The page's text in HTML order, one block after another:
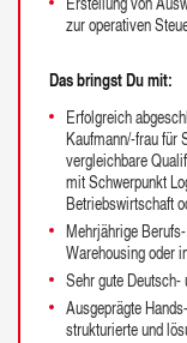
zur operativen
Das bringst Du mit:
Erfolgreich
Kaufmann/-frau für
vergleichbare
mit Schwerpunkt
Betriebswirtschaft
Mehrjährige
Warehousing oder
Sehr gute
Ausgeprägte
strukturierte und